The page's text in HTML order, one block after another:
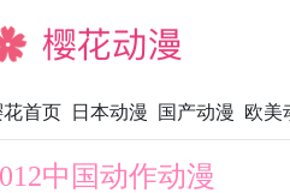
花动漫
首页 日本动漫 国产动漫 欧美
中国动作动漫